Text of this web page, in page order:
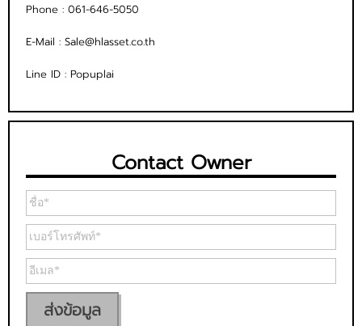
Phone : 061-646-5050
E-Mail : Sale@hlasset.co.th
Line ID : Popuplai
Contact Owner
ส่งข้อมูล